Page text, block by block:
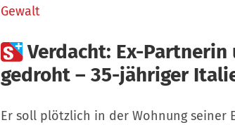
Gewalt
Verdacht: Ex-
gedroht – 35-jähriger
Er soll plötzlich in der Wohnung seiner